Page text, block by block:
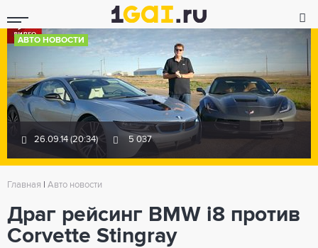
АВТО НОВОСТИ
26.09.14 (20:34) 5 037
Главная Авто новости
Драг рейсинг BMW i8 против
Corvette Stingray